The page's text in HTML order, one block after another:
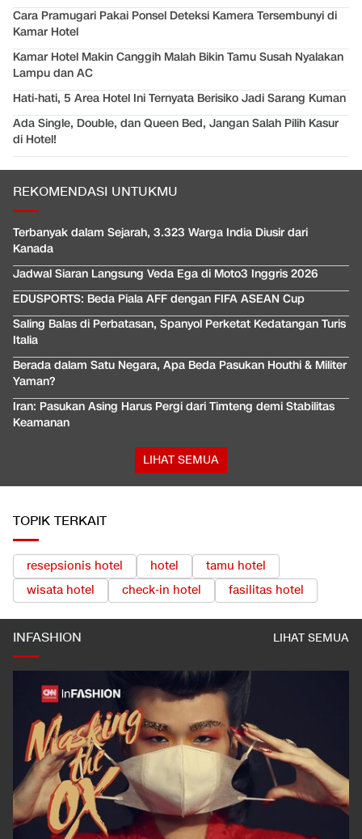
Cara Pramugari Pakai Ponsel Deteksi Kamera Tersembunyi di
Kamar Hotel
Kamar Hotel Makin Canggih Malah Bikin Tamu Susah Nyalakan
Lampu dan AC
Hati-hati, 5 Area Hotel Ini Ternyata Berisiko Jadi Sarang Kuman
Ada Single, Double, dan Queen Bed, Jangan Salah Pilih Kasur
di Hotel!
REKOMENDASI UNTUKMU
Terbanyak dalam Sejarah, 3.323 Warga India Diusir dari
Kanada
Jadwal Siaran Langsung Veda Ega di Moto3 Inggris 2026
EDUSPORTS: Beda Piala AFF dengan FIFA ASEAN Cup
Saling Balas di Perbatasan, Spanyol Perketat Kedatangan Turis
Italia
Berada dalam Satu Negara, Apa Beda Pasukan Houthi & Militer
Yaman?
Iran: Pasukan Asing Harus Pergi dari Timteng demi Stabilitas
Keamanan
LIHAT SEMUA
TOPIK TERKAIT
resepsionis hotel hotel
tamu hotel
wisata hotel
check-in hotel fasilitas hotel
INFASHION LIHAT SEMUA